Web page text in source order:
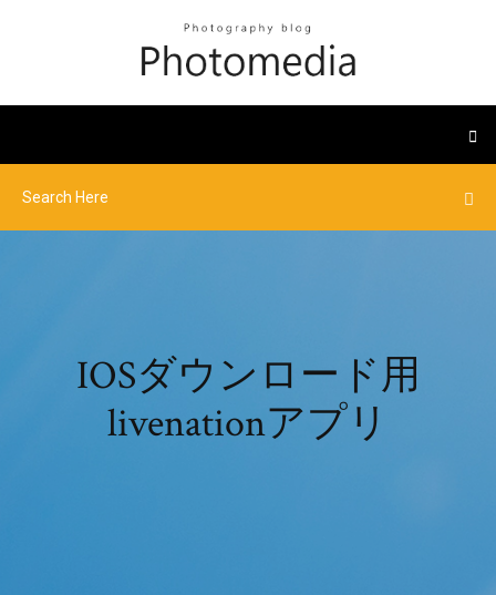
IOSダウンロード用
livenationアプリ